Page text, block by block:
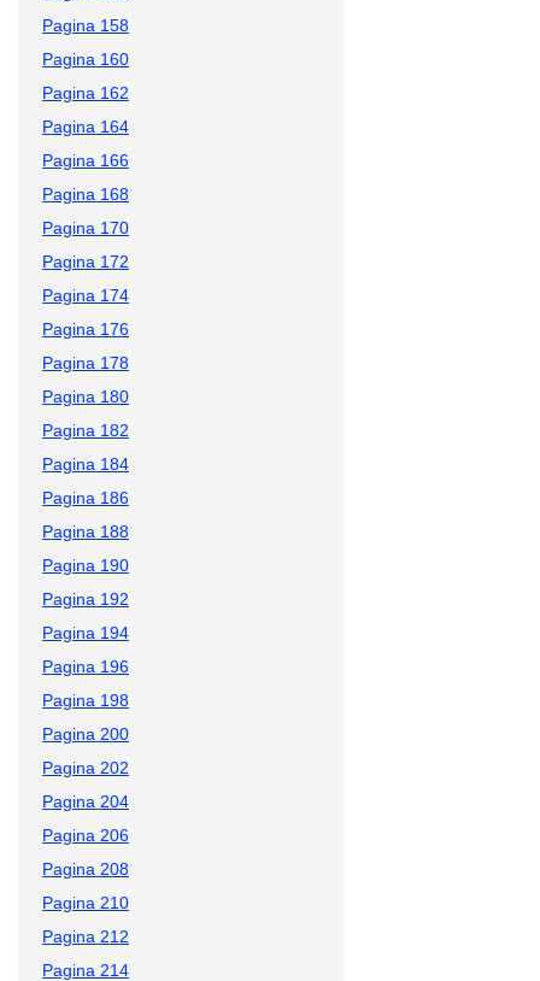
Pagina 158
Pagina 160
Pagina 162
Pagina 164
Pagina 166
Pagina 168
Pagina 170
Pagina 172
Pagina 174
Pagina 176
Pagina 178
Pagina 180
Pagina 182
Pagina 184
Pagina 186
Pagina 188
Pagina 190
Pagina 192
Pagina 194
Pagina 196
Pagina 198
Pagina 200
Pagina 202
Pagina 204
Pagina 206
Pagina 208
Pagina 210
Pagina 212
Pagina 214